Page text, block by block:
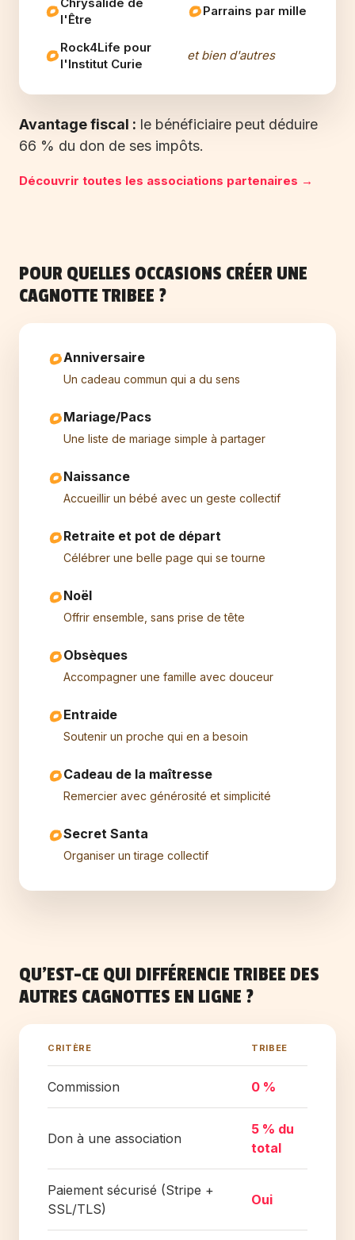
l'Être
Parrains par mille
Rock4Life pour
l'Institut Curie
et bien d'autres
Avantage fiscal : le bénéficiaire peut déduire
66 % du don de ses impôts.
Découvrir toutes les associations partenaires →
POUR QUELLES OCCASIONS CRÉER UNE
CAGNOTTE TRIBEE ?
Anniversaire
Un cadeau commun qui a du sens
Mariage/Pacs
Une liste de mariage simple à partager
Naissance
Accueillir un bébé avec un geste collectif
Retraite et pot de départ
Célébrer une belle page qui se tourne
Noël
Offrir ensemble, sans prise de tête
Obsèques
Accompagner une famille avec douceur
Entraide
Soutenir un proche qui en a besoin
Cadeau de la maîtresse
Remercier avec générosité et simplicité
Secret Santa
Organiser un tirage collectif
QU'EST-CE QUI DIFFÉRENCIE TRIBEE DES
AUTRES CAGNOTTES EN LIGNE ?
CRITÈRE TRIBEE
Commission 0 %
Don à une association
5 % du
total
Paiement sécurisé (Stripe +
SSL/TLS)
Oui